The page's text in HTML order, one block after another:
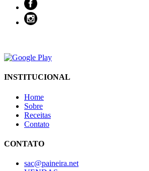
INSTITUCIONAL
Home
Sobre
Receitas
Contato
CONTATO
sac@paineira.net